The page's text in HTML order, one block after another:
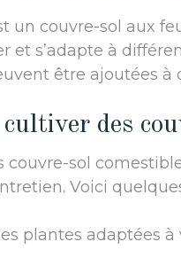
un couvre-sol aux
et s’adapte à
être ajoutées à
des
couvre-sol
Voici
plantes adaptées